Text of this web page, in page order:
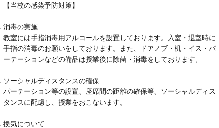
【当校の感染予防対策】
消毒の実施
教室には手指消毒用アルコールを設置しております。入室・退室時に
手指の消毒のお願いをしております。また、ドアノブ・机・イス・パ
ーテーションなどの備品は授業後に除菌・消毒をしております。
ソーシャルディスタンスの確保
パーテーション等の設置、座席間の距離の確保等、ソーシャルディス
タンスに配慮し、授業をおこないます。
換気について